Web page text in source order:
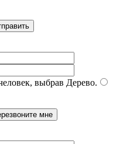
выбрав Дерево.